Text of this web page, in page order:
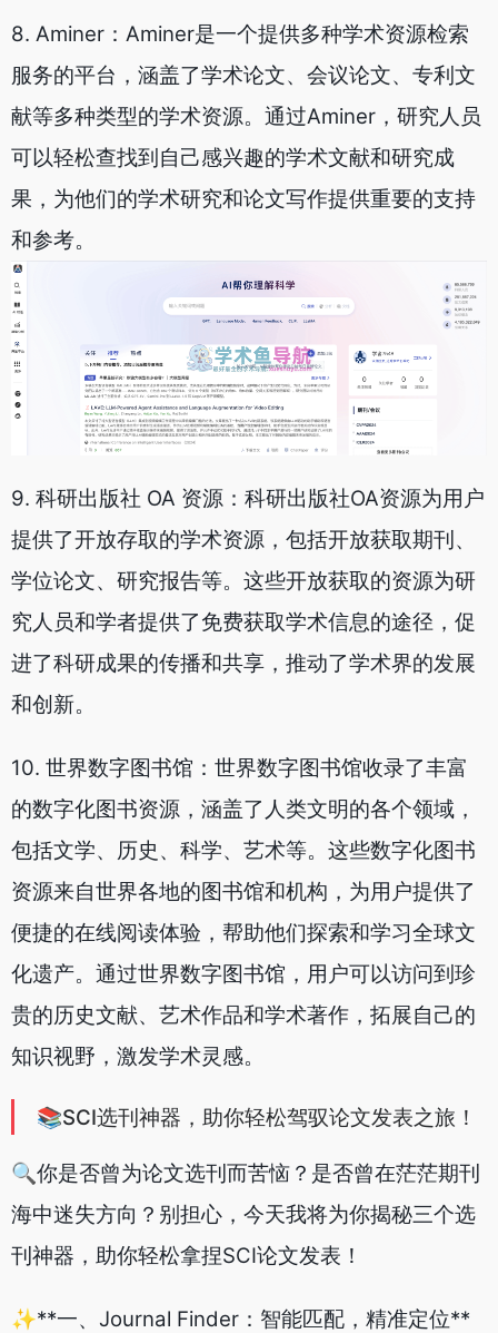
8. Aminer：Aminer是一个提供多种学术资源检索
服务的平台，涵盖了学术论文、会议论文、专利文
献等多种类型的学术资源。通过Aminer，研究人员
可以轻松查找到自己感兴趣的学术文献和研究成
果，为他们的学术研究和论文写作提供重要的支持
和参考。
9. 科研出版社 OA 资源：科研出版社OA资源为用户
提供了开放存取的学术资源，包括开放获取期刊、
学位论文、研究报告等。这些开放获取的资源为研
究人员和学者提供了免费获取学术信息的途径，促
进了科研成果的传播和共享，推动了学术界的发展
和创新。
10. 世界数字图书馆：世界数字图书馆收录了丰富
的数字化图书资源，涵盖了人类文明的各个领域，
包括文学、历史、科学、艺术等。这些数字化图书
资源来自世界各地的图书馆和机构，为用户提供了
便捷的在线阅读体验，帮助他们探索和学习全球文
化遗产。通过世界数字图书馆，用户可以访问到珍
贵的历史文献、艺术作品和学术著作，拓展自己的
知识视野，激发学术灵感。
📚SCI选刊神器，助你轻松驾驭论文发表之旅！
🔍你是否曾为论文选刊而苦恼？是否曾在茫茫期刊
海中迷失方向？别担心，今天我将为你揭秘三个选
刊神器，助你轻松拿捏SCI论文发表！
✨**一、Journal Finder：智能匹配，精准定位**